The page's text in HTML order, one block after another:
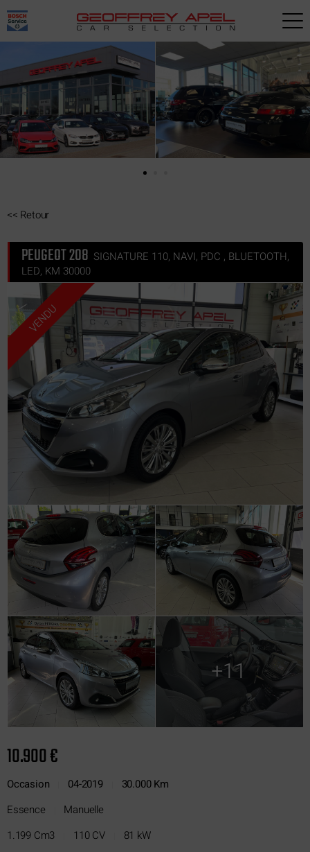
<< Retour
PEUGEOT 208 SIGNATURE 110, NAVI, PDC , BLUETOOTH,
LED, KM 30000
VENDU
+11
10.900 €
Occasion 04-2019
30.000 Km
Essence
Manuelle
1.199 Cm3
110 CV
81 kW